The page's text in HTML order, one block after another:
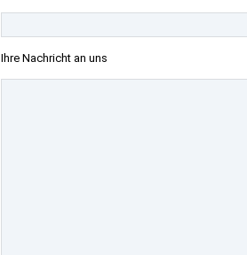
Ihre Nachricht an uns